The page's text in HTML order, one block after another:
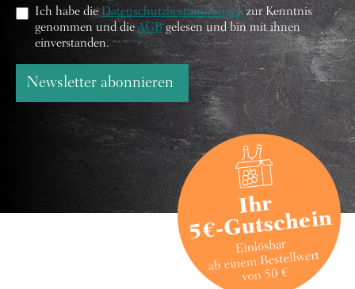
Ich habe dieDatenschutzbestimmungenzur Kenntnis
genommen und dieAGBgelesen und bin mit ihnen
einverstanden.
Newsletter abonnieren